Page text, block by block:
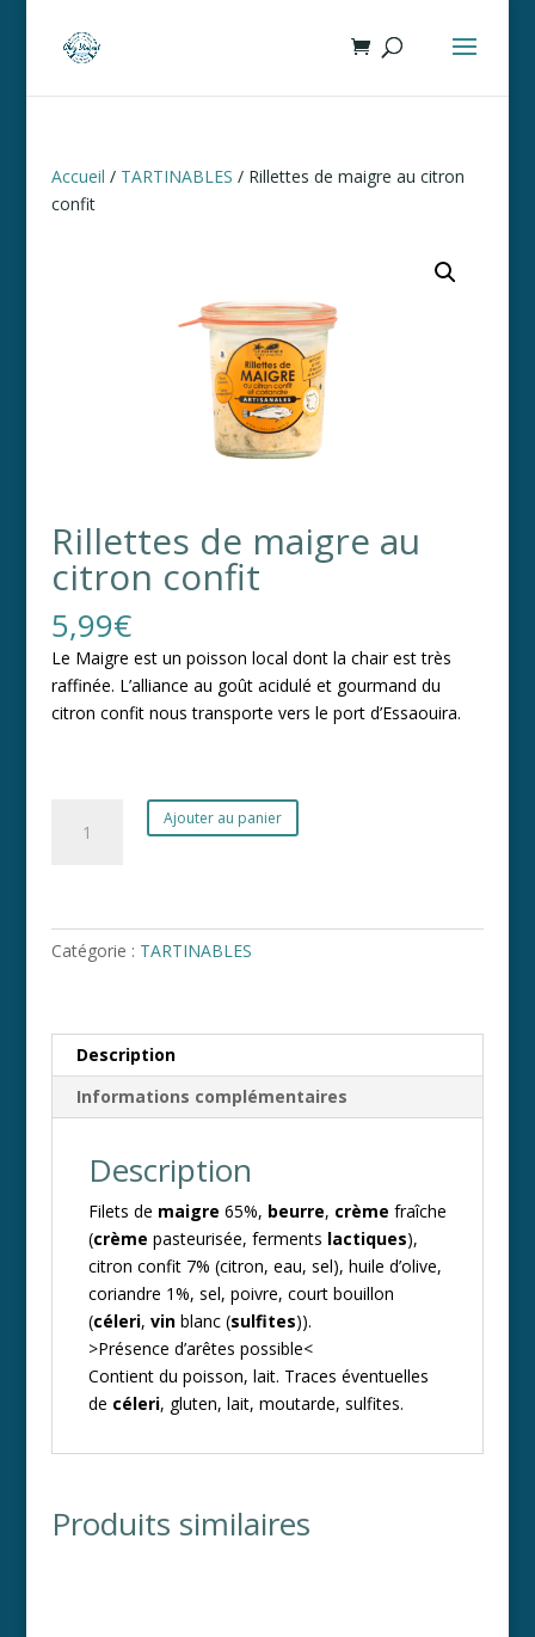
Accueil / TARTINABLES / Rillettes de maigre au citron
confit
Rillettes de maigre au
citron confit
5,99€
Le Maigre est un poisson local dont la chair est très
raffinée. L’alliance au goût acidulé et gourmand du
citron confit nous transporte vers le port d’Essaouira.
au
Ajouter au panier
l
r
i
e
:
Catégorie : TARTINABLES
Description
Informations complémentaires
Description
Filets de maigre 65%, beurre, crème fraîche
(crème pasteurisée, ferments lactiques),
citron confit 7% (citron, eau, sel), huile d’olive,
coriandre 1%, sel, poivre, court bouillon
(céleri, vinblanc (sulfites)).
>Présence d’arêtes possible<
Contient du poisson, lait. Traces éventuelles
de céleri, gluten, lait, moutarde, sulfites.
Produits similaires